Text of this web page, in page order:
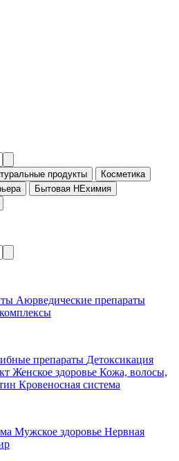
продукты
Косметика
Бытовая НЕхимия
Аюрведические препараты
препараты Детоксикация
Женское здоровье Кожа, волосы,
Кровеносная система
Мужское здоровье Нервная